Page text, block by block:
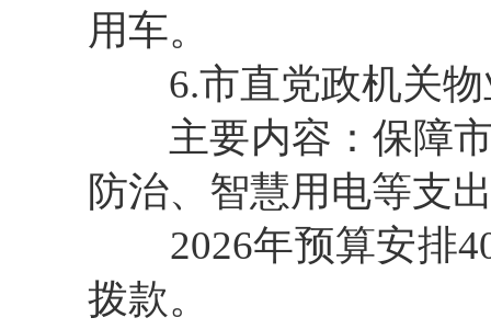
用车。
6.市直党政机关物
主要内容：保障市
防治、智慧用电等支
2026年预算安排
拨款。